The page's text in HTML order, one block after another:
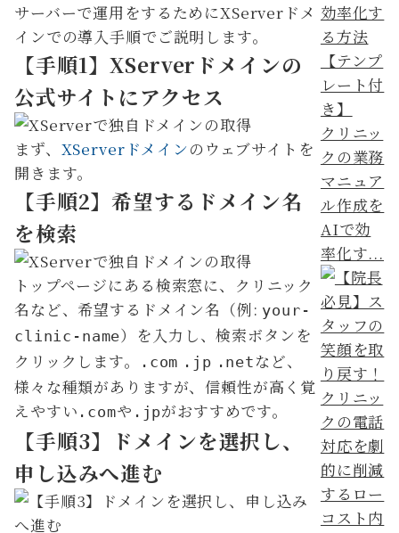
サーバーで運用をするためにXServerドメ
インでの導入手順でご説明します。
【手順1】XServerドメインの
公式サイトにアクセス
まず、 XServerドメインのウェブサイトを
開きます。
【手順2】希望するドメイン名
を検索
トップページにある検索窓に、クリニック
名など、希望するドメイン名（例: your-
clinic-name）を入力し、検索ボタンを
クリックします。
.com .jp .net など、
様々な種類がありますが、信頼性が高く覚
えやすい .comや .jpがおすすめです。
【手順3】ドメインを選択し、
申し込みへ進む
クリニッ
クの業務
マニュア
ル作成を
AIで効
率化す...